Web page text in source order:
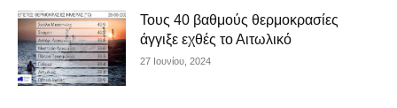
Τους 40 βαθμούς θερμοκρασίες
άγγιξε εχθές το Αιτωλικό
27 Ιουνίου, 2024